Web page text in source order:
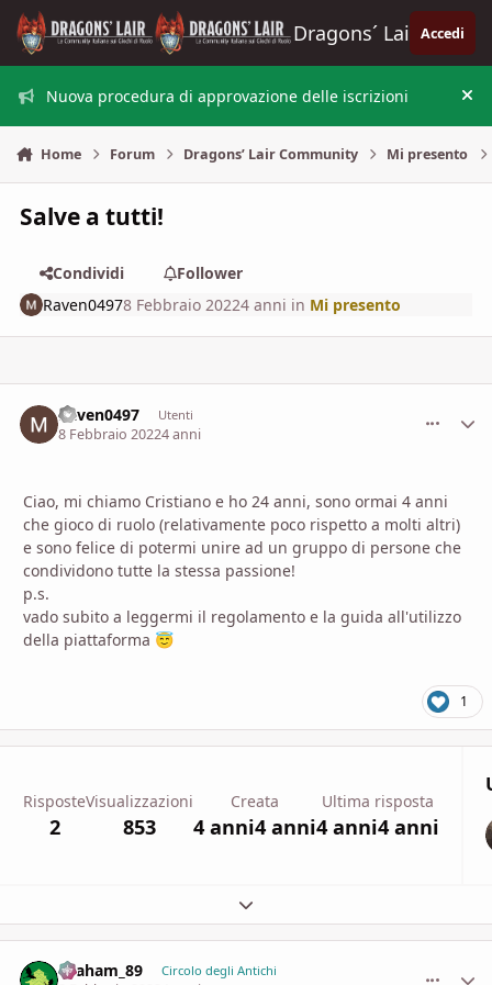
Vai al contenuto
Dragons´ Lair Accedi
Nuova procedura di approvazione delle iscrizioni
Home Forum Dragons’ Lair Community Mi presento
Salve a tutti!
Condividi
Follower
Raven04978 Febbraio 20224 anni in Mi presento
Raven0497 Utenti
8 Febbraio 20224 anni
Ciao, mi chiamo Cristiano e ho 24 anni, sono ormai 4 anni
che gioco di ruolo (relativamente poco rispetto a molti altri)
e sono felice di potermi unire ad un gruppo di persone che
condividono tutte la stessa passione!
p.s.
vado subito a leggermi il regolamento e la guida all'utilizzo
della piattaforma 😇
1
Risposte
2
Visualizzazioni
853
Creata
4 anni4 anni
Ultima risposta
4 anni4 anni
Espandi panoramica del topic
Graham_89 Circolo degli Antichi